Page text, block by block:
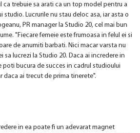
ca trebuie sa arati ca un top model pentru a
studio. Lucrurile nu stau deloc asa, iar asta o
PR manager la Studio 20, cel mai bun
"Fiecare femeie este frumoasa in felul ei si
de anumiti barbati. Nici macar varsta nu
lucrezi la Studio 20. Daca ai incredere in
poti bucura de succes in cadrul studioului
ai trecut de prima tinerete".
in ea poate fi un adevarat magnet